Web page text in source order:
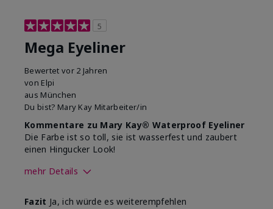
5
Mega Eyeliner
Bewertet vor 2 Jahren
von Elpi
aus München
Du bist? Mary Kay Mitarbeiter/in
Kommentare zu Mary Kay® Waterproof Eyeliner
Die Farbe ist so toll, sie ist wasserfest und zaubert
einen Hingucker Look!
mehr Details
dieses Produkts?
Fazit Ja, ich würde es weiterempfehlen